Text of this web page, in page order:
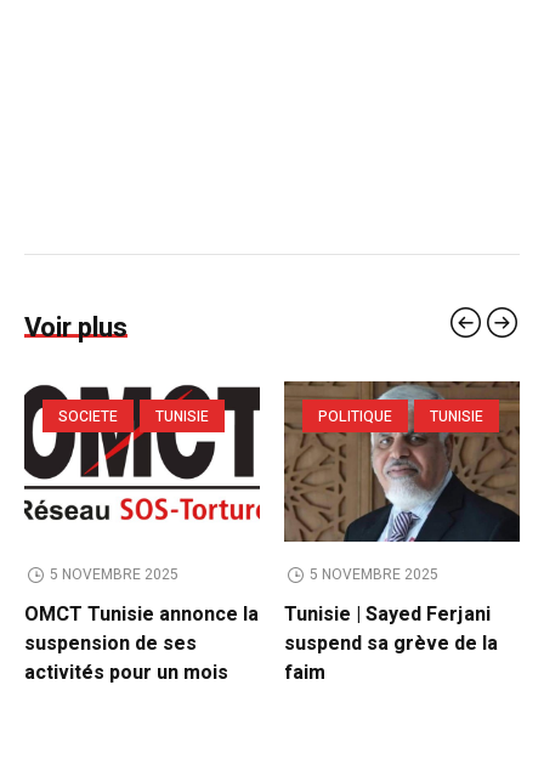
Voir plus
SOCIETE TUNISIE
5 NOVEMBRE 2025
OMCT Tunisie annonce la
suspension de ses
activités pour un mois
POLITIQUE TUNISIE
5 NOVEMBRE 2025
Tunisie | Sayed Ferjani
suspend sa grève de la
faim